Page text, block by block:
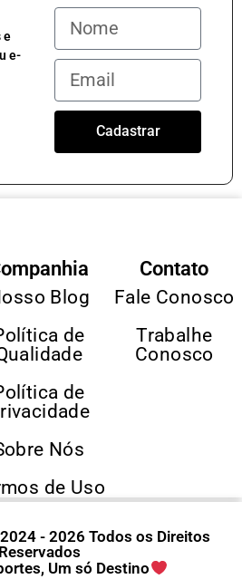
e
e-
Cadastrar
Blog
de
de
Nós
de Uso
Contato
Fale Conosco
Trabalhe
Conosco
- 2026 Todos os Direitos
Reservados
Um só Destino